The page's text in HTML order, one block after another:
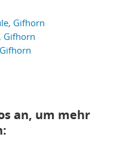
Gifhorn
Gifhorn
an, um mehr